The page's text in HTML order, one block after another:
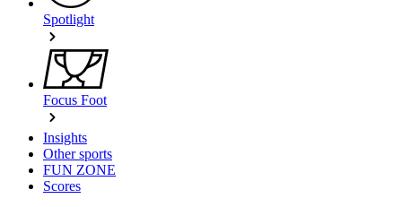
Spotlight
Focus Foot
Insights
Other sports
FUN ZONE
Scores